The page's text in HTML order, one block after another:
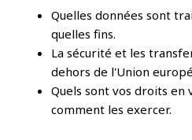
Quelles données sont
quelles fins.
La sécurité et les
dehors de l'Union
Quels sont vos droits en
comment les exercer.